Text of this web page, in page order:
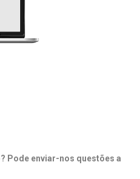
Pode enviar-nos questões a